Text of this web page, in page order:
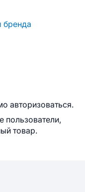
бренда
авторизоваться.
пользователи,
товар.